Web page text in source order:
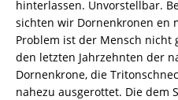
hinterlassen. Unvorstellbar.
sichten wir Dornenkronen en
Problem ist der Mensch nicht
den letzten Jahrzehnten der
Dornenkrone, die
nahezu ausgerottet. Die dem